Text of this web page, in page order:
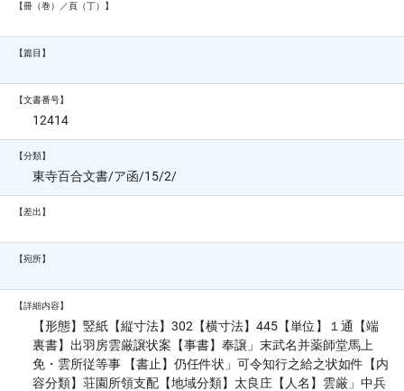
【冊（巻）／頁（丁）】
【篇目】
【文書番号】
12414
【分類】
東寺百合文書/ア函/15/2/
【差出】
【宛所】
【詳細内容】
【形態】竪紙【縦寸法】302【横寸法】445【単位】１通【端
裏書】出羽房雲厳譲状案【事書】奉譲」末武名并薬師堂馬上
免・雲所従等事 【書止】仍任件状」可令知行之給之状如件【内
容分類】荘園所領支配【地域分類】太良庄【人名】雲厳」中兵